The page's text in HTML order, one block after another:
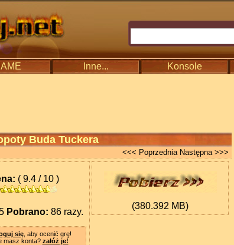
Inne... Konsole
Buda Tuckera
<<< Poprzednia Następna >>>
(380.392 MB)
( 9.4 / 10 )
Pobrano: 86 razy.
się, aby ocenić grę!
masz konta? załóż je!